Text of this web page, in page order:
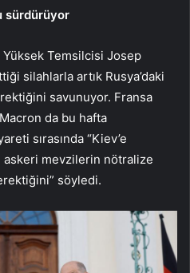
sürdürüyor
Yüksek Temsilcisi Josep
silahlarla artık Rusya’daki
savunuyor. Fransa
da bu hafta
sırasında “Kiev’e
askeri mevzilerin nötralize
söyledi.